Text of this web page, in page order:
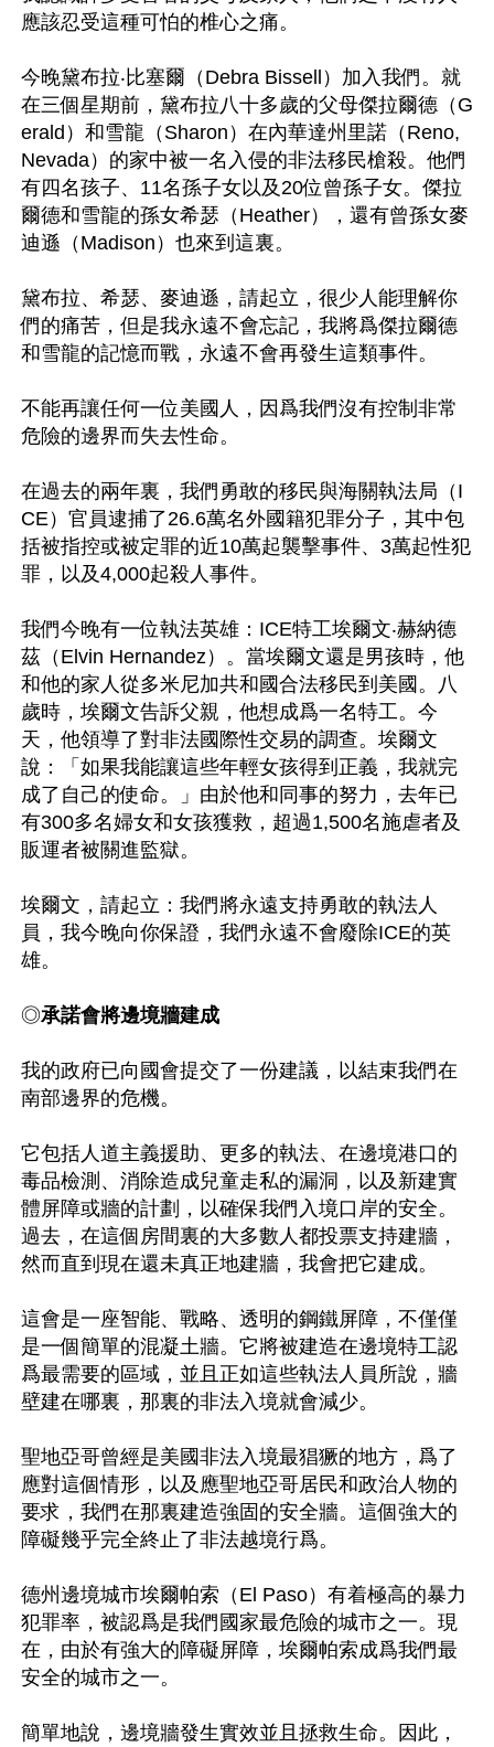
應該忍受這種可怕的椎心之痛。
今晚黛布拉‧比塞爾（Debra Bissell）加入我們。就
在三個星期前，黛布拉八十多歲的父母傑拉爾德（G
erald）和雪龍（Sharon）在內華達州里諾（Reno,
Nevada）的家中被一名入侵的非法移民槍殺。他們
有四名孩子、11名孫子女以及20位曾孫子女。傑拉
爾德和雪龍的孫女希瑟（Heather），還有曾孫女麥
迪遜（Madison）也來到這裏。
黛布拉、希瑟、麥迪遜，請起立，很少人能理解你
們的痛苦，但是我永遠不會忘記，我將爲傑拉爾德
和雪龍的記憶而戰，永遠不會再發生這類事件。
不能再讓任何一位美國人，因爲我們沒有控制非常
危險的邊界而失去性命。
在過去的兩年裏，我們勇敢的移民與海關執法局（I
CE）官員逮捕了26.6萬名外國籍犯罪分子，其中包
括被指控或被定罪的近10萬起襲擊事件、3萬起性犯
罪，以及4,000起殺人事件。
我們今晚有一位執法英雄：ICE特工埃爾文‧赫納德
茲（Elvin Hernandez）。當埃爾文還是男孩時，他
和他的家人從多米尼加共和國合法移民到美國。八
歲時，埃爾文告訴父親，他想成爲一名特工。今
天，他領導了對非法國際性交易的調查。埃爾文
說：「如果我能讓這些年輕女孩得到正義，我就完
成了自己的使命。」由於他和同事的努力，去年已
有300多名婦女和女孩獲救，超過1,500名施虐者及
販運者被關進監獄。
埃爾文，請起立：我們將永遠支持勇敢的執法人
員，我今晚向你保證，我們永遠不會廢除ICE的英
雄。
◎承諾會將邊境牆建成
我的政府已向國會提交了一份建議，以結束我們在
南部邊界的危機。
它包括人道主義援助、更多的執法、在邊境港口的
毒品檢測、消除造成兒童走私的漏洞，以及新建實
體屏障或牆的計劃，以確保我們入境口岸的安全。
過去，在這個房間裏的大多數人都投票支持建牆，
然而直到現在還未真正地建牆，我會把它建成。
這會是一座智能、戰略、透明的鋼鐵屏障，不僅僅
是一個簡單的混凝土牆。它將被建造在邊境特工認
爲最需要的區域，並且正如這些執法人員所說，牆
壁建在哪裏，那裏的非法入境就會減少。
聖地亞哥曾經是美國非法入境最猖獗的地方，爲了
應對這個情形，以及應聖地亞哥居民和政治人物的
要求，我們在那裏建造強固的安全牆。這個強大的
障礙幾乎完全終止了非法越境行爲。
德州邊境城市埃爾帕索（El Paso）有着極高的暴力
犯罪率，被認爲是我們國家最危險的城市之一。現
在，由於有強大的障礙屏障，埃爾帕索成爲我們最
安全的城市之一。
簡單地說，邊境牆發生實效並且拯救生命。因此，